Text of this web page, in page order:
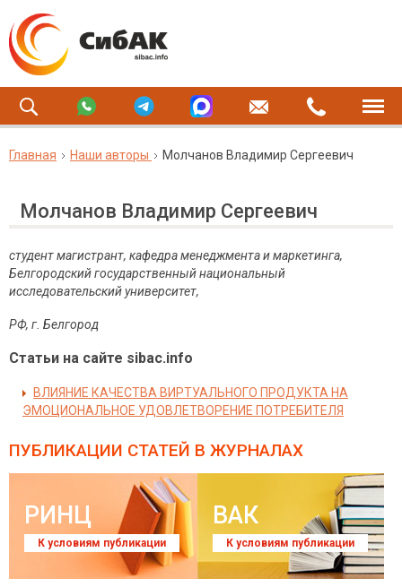
Главная Наши авторы Молчанов Владимир Сергеевич
Молчанов Владимир Сергеевич
студент магистрант, кафедра менеджмента и маркетинга,
Белгородский государственный национальный
исследовательский университет,
РФ, г. Белгород
Статьи на сайте sibac.info
ВЛИЯНИЕ КАЧЕСТВА ВИРТУАЛЬНОГО ПРОДУКТА НА
ЭМОЦИОНАЛЬНОЕ УДОВЛЕТВОРЕНИЕ ПОТРЕБИТЕЛЯ
ПУБЛИКАЦИИ СТАТЕЙ В ЖУРНАЛАХ
РИНЦ
К условиям публикации
ВАК
К условиям публикации